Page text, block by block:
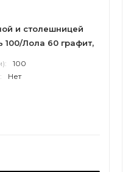
и столешницей
Лола 60 графит,
100
Нет